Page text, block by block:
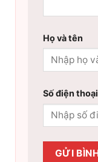
Họ và tên
Số điện thoại